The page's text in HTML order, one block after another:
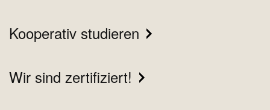
Kooperativ studieren
Wir sind zertifiziert!